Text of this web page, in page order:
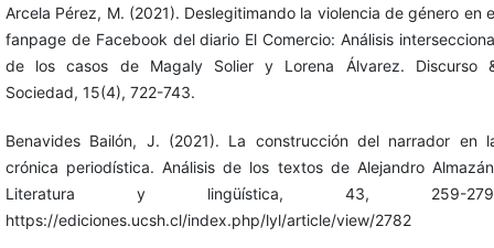
Arcela Pérez, M. (2021). Deslegitimando la violencia de género en
fanpage de Facebook del diario El Comercio: Análisis
de los casos de Magaly Solier y Lorena Álvarez. Discurso
Sociedad, 15(4), 722-743.
Benavides Bailón, J. (2021). La construcción del narrador en
crónica periodística. Análisis de los textos de Alejandro
Literatura y lingüística, 43, 259-
https://ediciones.ucsh.cl/index.php/lyl/article/view/2782